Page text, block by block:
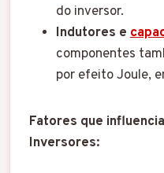
do inversor.
Indutores e
componentes
por efeito Joule,
Fatores que
Inversores: